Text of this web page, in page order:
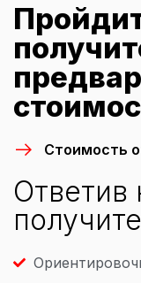
Стоимость
Ответив